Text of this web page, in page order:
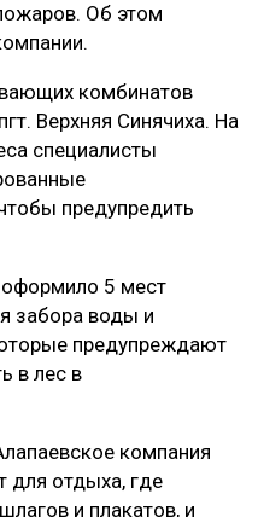
Об этом
комбинатов
Верхняя Синячиха. На
специалисты
предупредить
оформило 5 мест
забора воды и
предупреждают
в лес в
компания
для отдыха, где
и плакатов, и